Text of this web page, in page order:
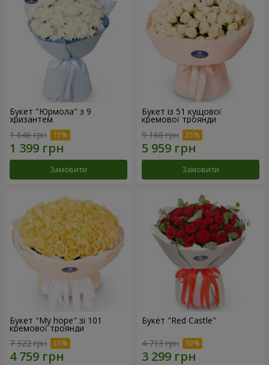
Букет "Юрмола" з 9
хризантем
1 646 грн
Замовити
Букет із 51 кущової
кремової троянди
9 168 грн
Замовити
Букет "My hope" зі 101
кремової троянди
7 322 грн
Букет "Red Castle"
4 713 грн